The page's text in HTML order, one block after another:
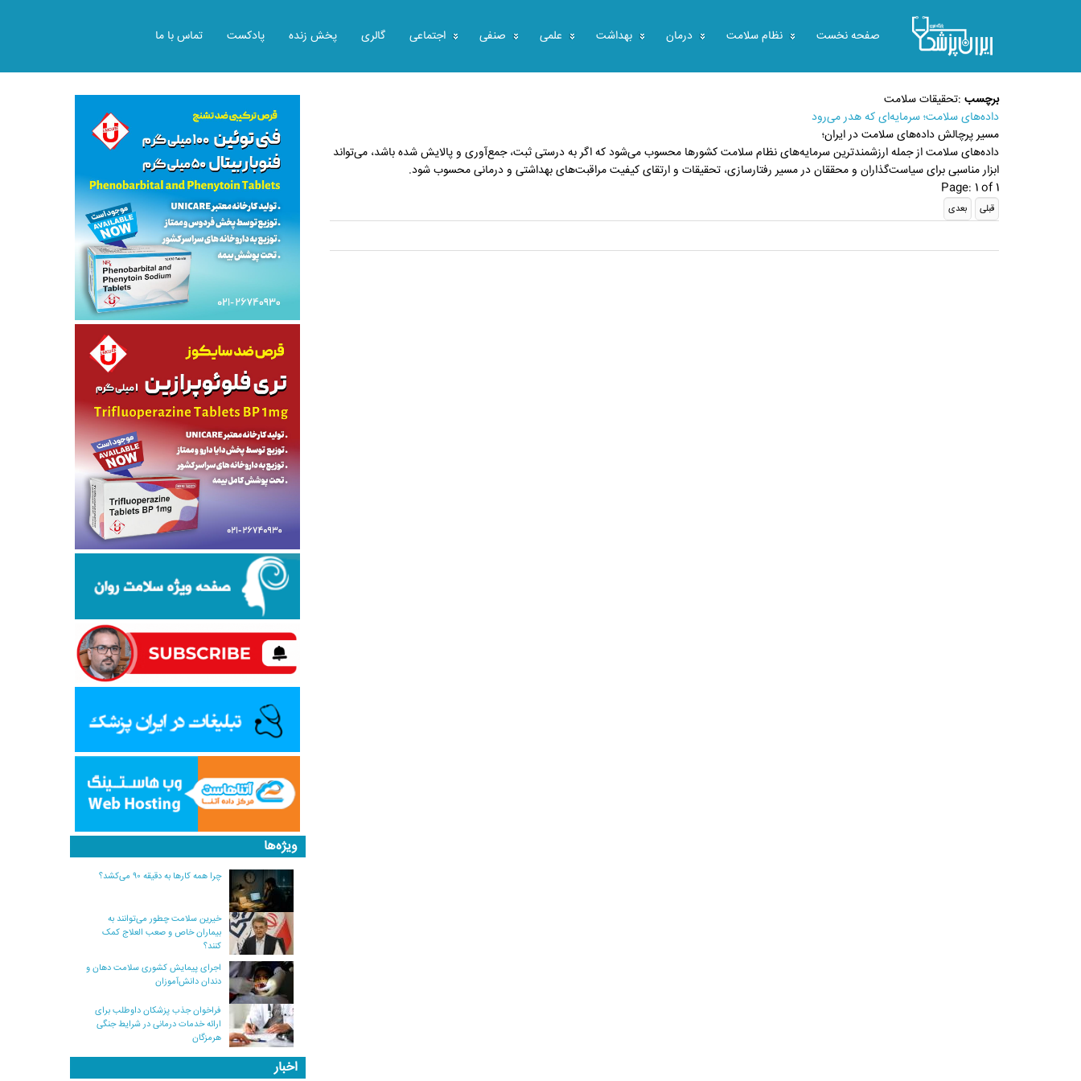
صفحه نخست نظام سلامت درمان بهداشت علمی صنفی اجتماعی گالری پخش زنده پادکست تماس با ما
برچسب :تحقیقات سلامت
داده‌های سلامت؛ سرمایه‌ای که هدر می‌رود
مسیر پرچالش داده‌های سلامت در ایران؛
داده‌های سلامت از جمله ارزشمندترین سرمایه‌های نظام سلامت کشورها محسوب می‌شود که اگر به درستی ثبت، جمع‌آوری و پالایش شده باشد، می‌تواند
ابزار مناسبی برای سیاست‌گذاران و محققان در مسیر رفتارسازی، تحقیقات و ارتقای کیفیت مراقبت‌های بهداشتی و درمانی محسوب شود.
Page: 1 of 1
ویژه‌ها
چرا همه کارها به دقیقه ۹۰ می‌کشد؟
خیرین سلامت چطور می‌توانند به
بیماران خاص و صعب العلاج کمک
کنند؟
اجرای پیمایش کشوری سلامت دهان و
دندان دانش‌آموزان
فراخوان جذب پزشکان داوطلب برای
ارائه خدمات درمانی در شرایط جنگی
هرمزگان
اخبار